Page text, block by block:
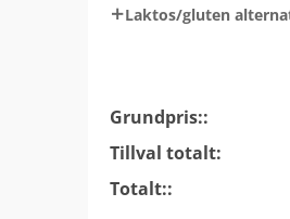
Laktos/gluten
Grundpris::
Tillval totalt:
Totalt::